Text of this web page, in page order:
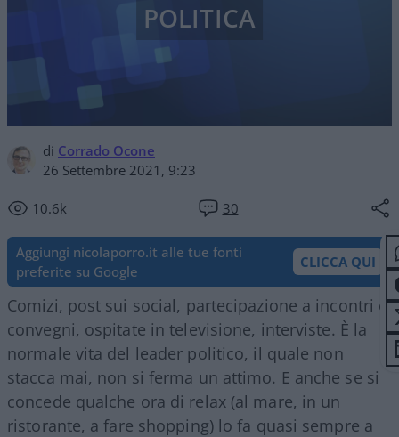
di Corrado Ocone
26 Settembre 2021, 9:23
10.6k 30
POLITICA
Aggiungi nicolaporro.it alle tue fonti
preferite su Google
CLICCA QUI
Comizi, post sui social, partecipazione a incontri e
convegni, ospitate in televisione, interviste. È la
normale vita del leader politico, il quale non
stacca mai, non si ferma un attimo. E anche se si
concede qualche ora di relax (al mare, in un
ristorante, a fare shopping) lo fa quasi sempre a